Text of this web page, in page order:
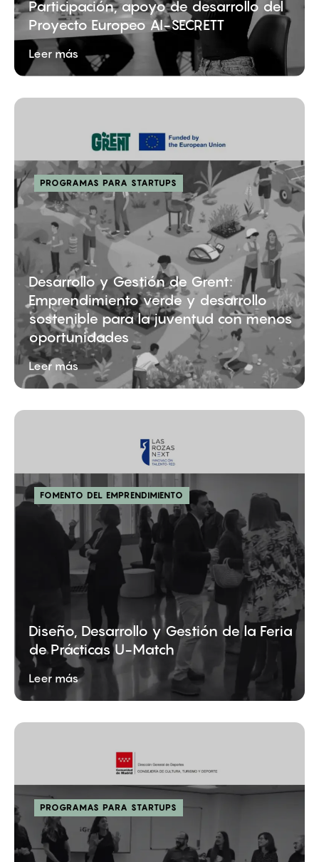
Participación, apoyo de desarrollo del
Proyecto Europeo AI-SECRETT
Leer más
PROGRAMAS PARA STARTUPS
Desarrollo y Gestión de Grent:
Emprendimiento verde y desarrollo
sostenible para la juventud con menos
oportunidades
Leer más
FOMENTO DEL EMPRENDIMIENTO
Diseño, Desarrollo y Gestión de la Feria
de Prácticas U-Match
Leer más
PROGRAMAS PARA STARTUPS